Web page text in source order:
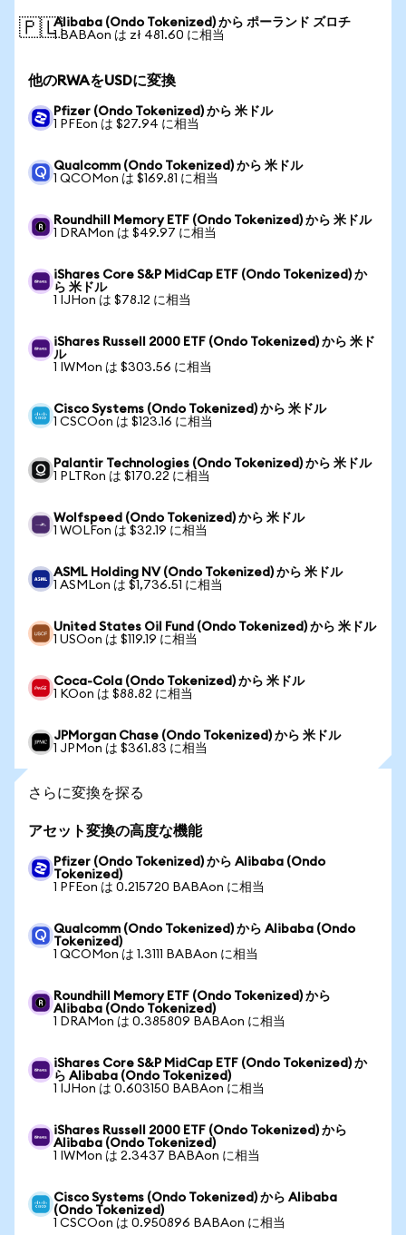
🇵🇱Alibaba (Ondo Tokenized) から ポーランド ズロチ
1 BABAon は zł 481.60 に相当
他のRWAをUSDに変換
Pfizer (Ondo Tokenized) から 米ドル
1 PFEon は $27.94 に相当
Qualcomm (Ondo Tokenized) から 米ドル
1 QCOMon は $169.81 に相当
Roundhill Memory ETF (Ondo Tokenized) から 米ドル
1 DRAMon は $49.97 に相当
iShares Core S&P MidCap ETF (Ondo Tokenized) か
ら 米ドル
1 IJHon は $78.12 に相当
iShares Russell 2000 ETF (Ondo Tokenized) から 米ド
ル
1 IWMon は $303.56 に相当
Cisco Systems (Ondo Tokenized) から 米ドル
1 CSCOon は $123.16 に相当
Palantir Technologies (Ondo Tokenized) から 米ドル
1 PLTRon は $170.22 に相当
Wolfspeed (Ondo Tokenized) から 米ドル
1 WOLFon は $32.19 に相当
ASML Holding NV (Ondo Tokenized) から 米ドル
1 ASMLon は $1,736.51 に相当
United States Oil Fund (Ondo Tokenized) から 米ドル
1 USOon は $119.19 に相当
Coca-Cola (Ondo Tokenized) から 米ドル
1 KOon は $88.82 に相当
JPMorgan Chase (Ondo Tokenized) から 米ドル
1 JPMon は $361.83 に相当
さらに変換を探る
アセット変換の高度な機能
Pfizer (Ondo Tokenized) から Alibaba (Ondo
Tokenized)
1 PFEon は 0.215720 BABAon に相当
Qualcomm (Ondo Tokenized) から Alibaba (Ondo
Tokenized)
1 QCOMon は 1.3111 BABAon に相当
Roundhill Memory ETF (Ondo Tokenized) から
Alibaba (Ondo Tokenized)
1 DRAMon は 0.385809 BABAon に相当
iShares Core S&P MidCap ETF (Ondo Tokenized) か
ら Alibaba (Ondo Tokenized)
1 IJHon は 0.603150 BABAon に相当
iShares Russell 2000 ETF (Ondo Tokenized) から
Alibaba (Ondo Tokenized)
1 IWMon は 2.3437 BABAon に相当
Cisco Systems (Ondo Tokenized) から Alibaba
(Ondo Tokenized)
1 CSCOon は 0.950896 BABAon に相当